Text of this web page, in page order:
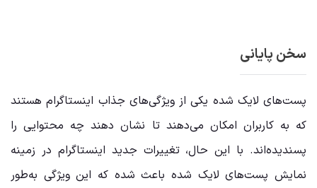
سخن پایانی
پست‌های لایک شده یکی از ویژگی‌های جذاب اینستاگرام هستند
که به کاربران امکان می‌دهند تا نشان دهند چه محتوایی را
پسندیده‌اند. با این حال، تغییرات جدید اینستاگرام در زمینه
نمایش پست‌های لایک شده باعث شده که این ویژگی به‌طور